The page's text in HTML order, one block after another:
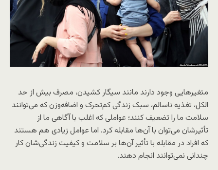
متغیرهایی وجود دارند مانند سیگار کشیدن، مصرف بیش از حد
الکل، تغذیه ناسالم، سبک زندگی کم‌تحرک و اضافه‌وزن که می‌توانند
سلامت ما را تضعیف کنند؛ عواملی که اغلب با آگاهی ما از
تأثیرشان می‌توان با آن‌ها مقابله کرد. اما عوامل زیادی هم هستند
که افراد در مقابله با تأثیر آن‌ها بر سلامت و کیفیت زندگی‌شان کار
چندانی نمی‌توانند انجام دهند.